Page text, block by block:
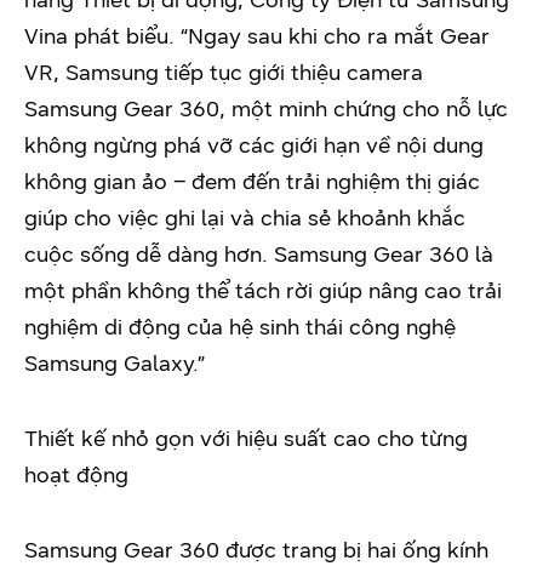
Vina phát biểu. “Ngay sau khi cho ra mắt Gear
VR, Samsung tiếp tục giới thiệu camera
Samsung Gear 360, một minh chứng cho nỗ lực
không ngừng phá vỡ các giới hạn về nội dung
không gian ảo – đem đến trải nghiệm thị giác
giúp cho việc ghi lại và chia sẻ khoảnh khắc
cuộc sống dễ dàng hơn. Samsung Gear 360 là
một phần không thể tách rời giúp nâng cao trải
nghiệm di động của hệ sinh thái công nghệ
Samsung Galaxy.”
Thiết kế nhỏ gọn với hiệu suất cao cho từng
hoạt động
Samsung Gear 360 được trang bị hai ống kính